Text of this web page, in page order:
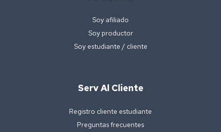
Soy afiliado
Soy productor
Soy estudiante / cliente
Serv Al Cliente
Registro cliente estudiante
Preguntas frecuentes